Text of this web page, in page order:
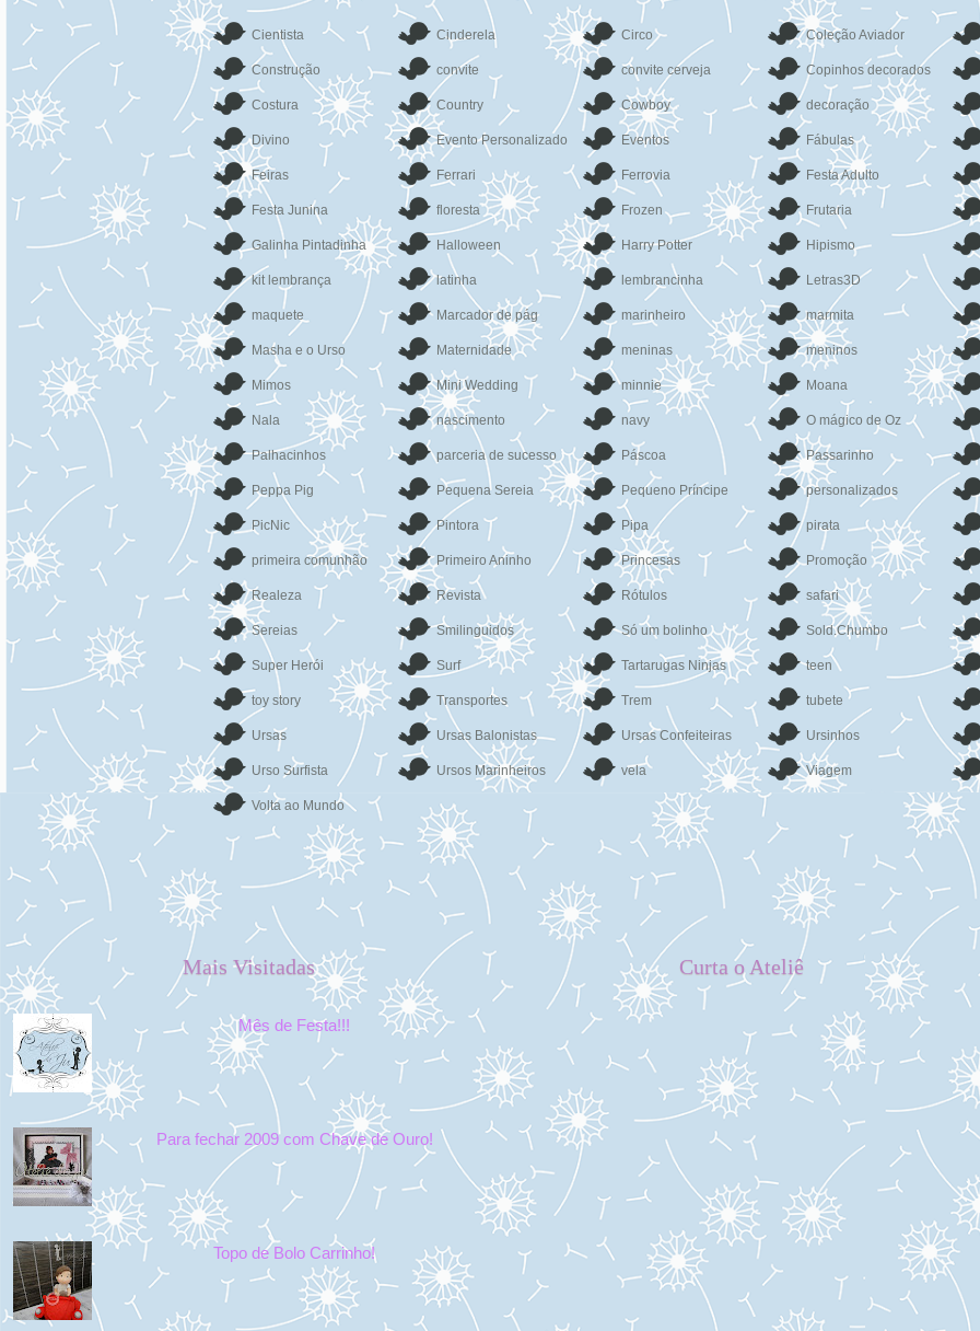
Cientista Cinderela Circo Coleção Aviador
Construção convite convite cerveja Copinhos decorados
Costura Country Cowboy decoração
Divino Evento Personalizado Eventos Fábulas
Feiras Ferrari Ferrovia Festa Adulto
Festa Junina floresta Frozen Frutaria
Galinha Pintadinha Halloween Harry Potter Hipismo
kit lembrança latinha lembrancinha Letras3D
maquete Marcador de pág marinheiro marmita
Masha e o Urso Maternidade meninas meninos
Mimos Mini Wedding minnie Moana
Nala nascimento navy O mágico de Oz
Palhacinhos parceria de sucesso Páscoa Passarinho
Peppa Pig Pequena Sereia Pequeno Príncipe personalizados
PicNic Pintora Pipa pirata
primeira comunhão Primeiro Aninho Princesas Promoção
Realeza Revista Rótulos safari
Sereias Smilinguidos Só um bolinho Sold.Chumbo
Super Herói Surf Tartarugas Ninjas teen
toy story Transportes Trem tubete
Ursas Ursas Balonistas Ursas Confeiteiras Ursinhos
Urso Surfista Ursos Marinheiros vela Viagem
Volta ao Mundo
Mais Visitadas
Mês de Festa!!!
Para fechar 2009 com Chave de Ouro!
Topo de Bolo Carrinho!
Curta o Ateliê